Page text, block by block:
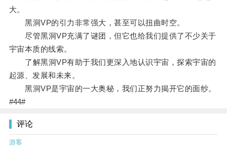
大。
黑洞VP的引力非常强大，甚至可以扭曲时空。
尽管黑洞VP充满了谜团，但它也给我们提供了不少关于
宇宙本质的线索。
了解黑洞VP有助于我们更深入地认识宇宙，探索宇宙的
起源、发展和未来。
黑洞VP是宇宙的一大奥秘，我们正努力揭开它的面纱。
#44#
评论
游客